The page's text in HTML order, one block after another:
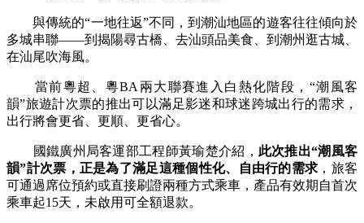
與傳統的“一地往返”不同，到潮汕地區的遊客往往傾向於
多城串聯——到揭陽尋古橋、去汕頭品美食、到潮州逛古城、
在汕尾吹海風。
當前粵超、粵BA兩大聯賽進入白熱化階段，“潮風客
韻”旅遊計次票的推出可以滿足影迷和球迷跨城出行的需求，
出行將會更省、更順、更省心。
國鐵廣州局客運部工程師黃瑜楚介紹， 此次推出“潮風客
韻”計次票，正是為了滿足這種個性化、自由行的需求 ，旅客
可通過席位預約或直接刷證兩種方式乘車，產品有效期自首次
乘車起15天，未啟用可全額退款。